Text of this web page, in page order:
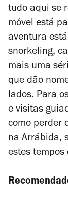
tudo aqui se
móvel está
aventura
snorkeling,
mais uma
que dão
lados. Para
e visitas
como perder
na Arrábida,
estes tempos